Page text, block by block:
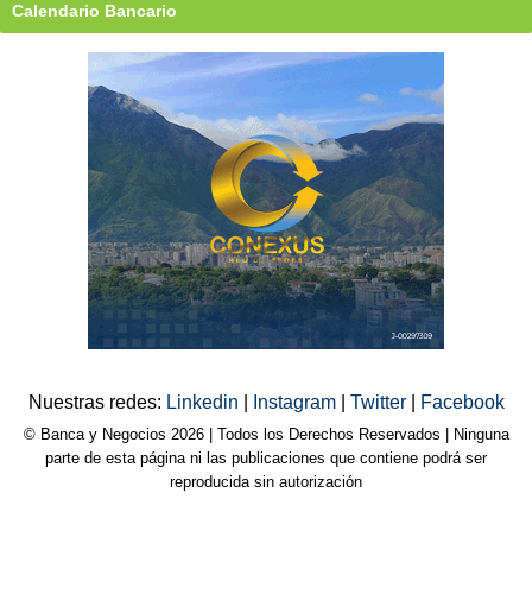
Calendario Bancario
Nuestras redes: Linkedin Instagram Twitter Facebook
© Banca y Negocios 2026 | Todos los Derechos Reservados | Ninguna
parte de esta página ni las publicaciones que contiene podrá ser
reproducida sin autorización